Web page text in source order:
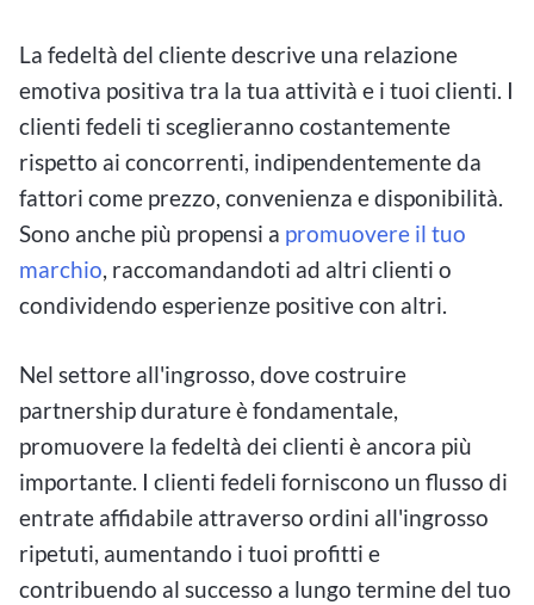
La fedeltà del cliente descrive una relazione
emotiva positiva tra la tua attività e i tuoi clienti. I
clienti fedeli ti sceglieranno costantemente
rispetto ai concorrenti, indipendentemente da
fattori come prezzo, convenienza e disponibilità.
Sono anche più propensi a promuovere il tuo
marchio , raccomandandoti ad altri clienti o
condividendo esperienze positive con altri.
Nel settore all'ingrosso, dove costruire
partnership durature è fondamentale,
promuovere la fedeltà dei clienti è ancora più
importante. I clienti fedeli forniscono un flusso di
entrate affidabile attraverso ordini all'ingrosso
ripetuti, aumentando i tuoi profitti e
contribuendo al successo a lungo termine del tuo